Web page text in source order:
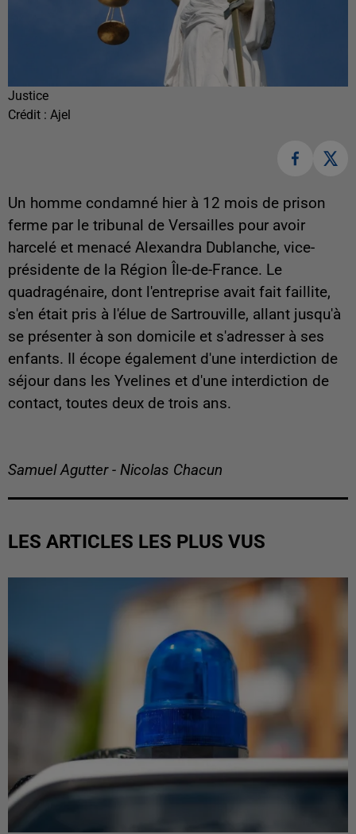
Justice
Crédit : Ajel
Un homme condamné hier à 12 mois de prison
ferme par le tribunal de Versailles pour avoir
harcelé et menacé Alexandra Dublanche, vice-
présidente de la Région Île-de-France. Le
quadragénaire, dont l'entreprise avait fait faillite,
s'en était pris à l'élue de Sartrouville, allant jusqu'à
se présenter à son domicile et s'adresser à ses
enfants. Il écope également d'une interdiction de
séjour dans les Yvelines et d'une interdiction de
contact, toutes deux de trois ans.
Samuel Agutter - Nicolas Chacun
LES ARTICLES LES PLUS VUS